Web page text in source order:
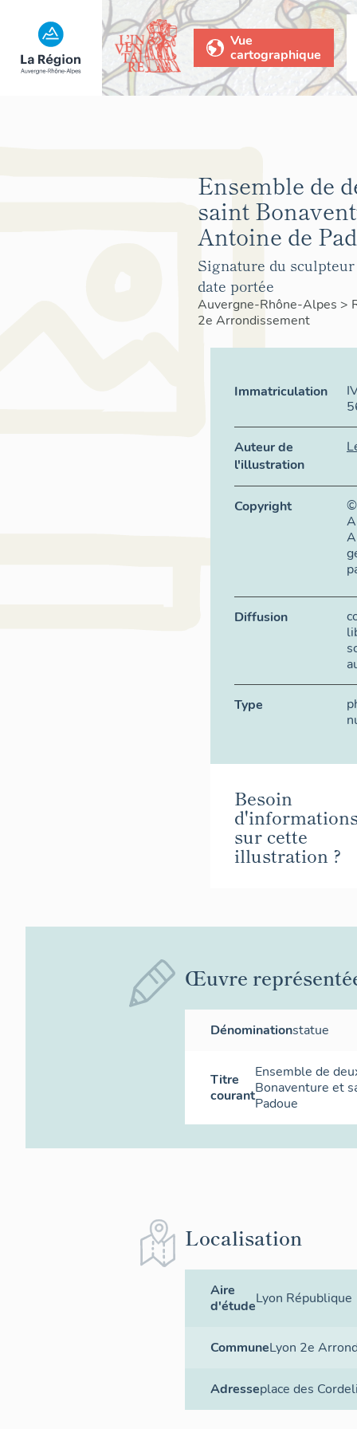
Vue
cartographique
Ensemble de
saint
Antoine de
Signature du
date portée
Auvergne-Rhône-Alpes >
2e Arrondissement
Immatriculation
Auteur de
l'illustration
Copyright
Diffusion
Type
Besoin
sur cette
illustration ?
Œuvre
Dénominationstatue
Titre
courant
Ensemble de
Bonaventure et
Padoue
Localisation
Aire
d'étudeLyon République
CommuneLyon 2e
Adresseplace des